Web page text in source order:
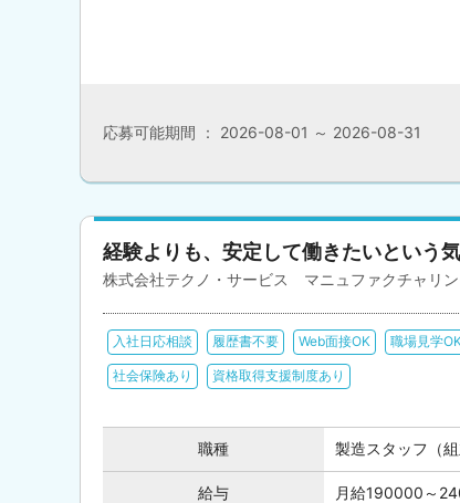
応募可能期間 ： 2026-08-01 ～ 2026-08-31
経験よりも、安定して働きたいという
株式会社テクノ・サービス マニュファクチャリン
入社日応相談 履歴書不要 Web面接OK 職場見学
社会保険あり 資格取得支援制度あり
職種 製造スタッフ（
給与 月給190000～